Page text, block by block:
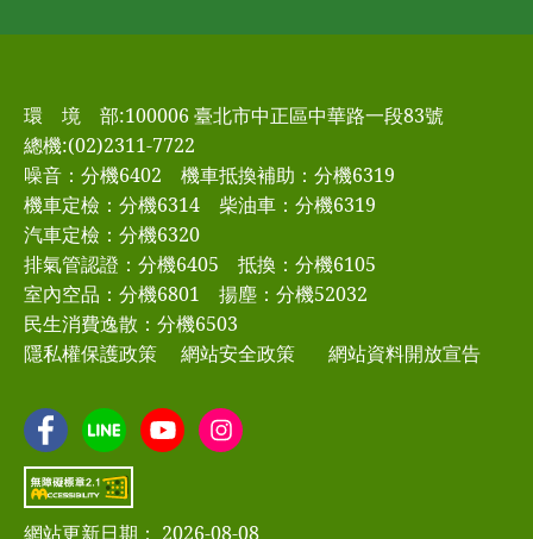
環 境 部:100006 臺北市中正區中華路一段83號
總機:(02)2311-7722
噪音：分機6402
機車抵換補助：分機6319
機車定檢：分機6314
柴油車：分機6319
汽車定檢：分機6320
排氣管認證：分機6405
抵換：分機6105
室內空品：分機6801
揚塵：分機52032
民生消費逸散：分機6503
隱私權保護政策
網站安全政策 網站資料開放宣告
網站更新日期： 2026-08-08